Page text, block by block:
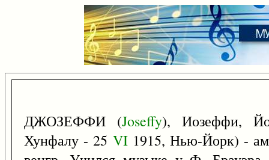
ДЖОЗЕФФИ (Joseffy), Иозеффи,
Хунфалу - 25 VI1915, Нью-Йорк) -